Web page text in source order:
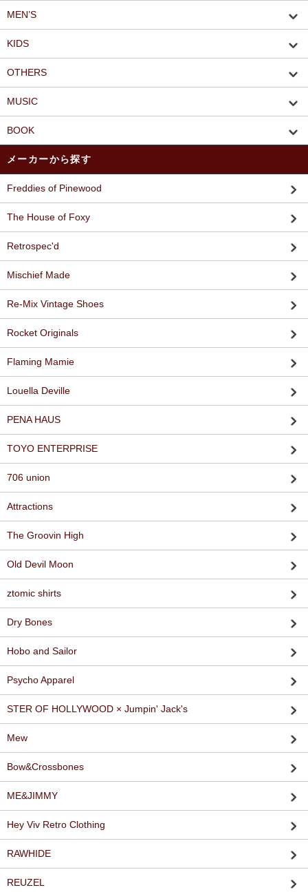
MEN’S
KIDS
OTHERS
MUSIC
BOOK
メーカーから探す
Freddies of Pinewood
The House of Foxy
Retrospec'd
Mischief Made
Re-Mix Vintage Shoes
Rocket Originals
Flaming Mamie
Louella Deville
PENA HAUS
TOYO ENTERPRISE
706 union
Attractions
The Groovin High
Old Devil Moon
ztomic shirts
Dry Bones
Hobo and Sailor
Psycho Apparel
STER OF HOLLYWOOD × Jumpin' Jack's
Mew
Bow&Crossbones
ME&JIMMY
Hey Viv Retro Clothing
RAWHIDE
REUZEL